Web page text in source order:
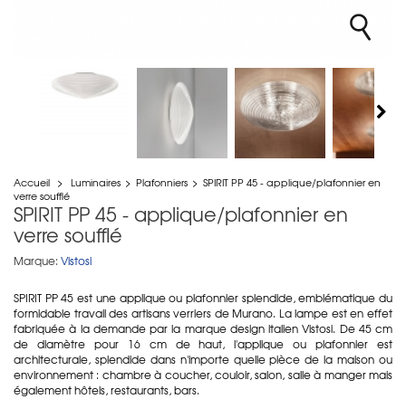
Accueil > Luminaires > Plafonniers > SPIRIT PP 45 - applique/plafonnier en
verre soufflé
SPIRIT PP 45 - applique/plafonnier en
verre soufflé
Marque: Vistosi
SPIRIT PP 45 est une applique ou plafonnier splendide, emblématique du
formidable travail des artisans verriers de Murano. La lampe est en effet
fabriquée à la demande par la marque design italien Vistosi. De 45 cm
de diamètre pour 16 cm de haut, l'applique ou plafonnier est
architecturale, splendide dans n'importe quelle pièce de la maison ou
environnement : chambre à coucher, couloir, salon, salle à manger mais
également hôtels, restaurants, bars.